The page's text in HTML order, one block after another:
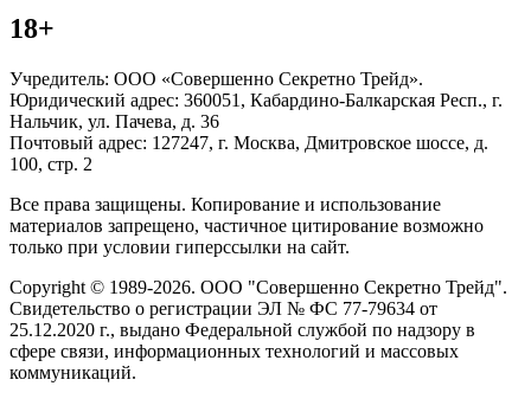
18+
Учредитель: ООО «Совершенно Секретно Трейд».
Юридический адрес: 360051, Кабардино-Балкарская Респ., г.
Нальчик, ул. Пачева, д. 36
Почтовый адрес: 127247, г. Москва, Дмитровское шоссе, д.
100, стр. 2
Все права защищены. Копирование и использование
материалов запрещено, частичное цитирование возможно
только при условии гиперссылки на сайт.
Copyright © 1989-2026. ООО "Совершенно Секретно Трейд".
Свидетельство о регистрации ЭЛ № ФС 77-79634 от
25.12.2020 г., выдано Федеральной службой по надзору в
сфере связи, информационных технологий и массовых
коммуникаций.